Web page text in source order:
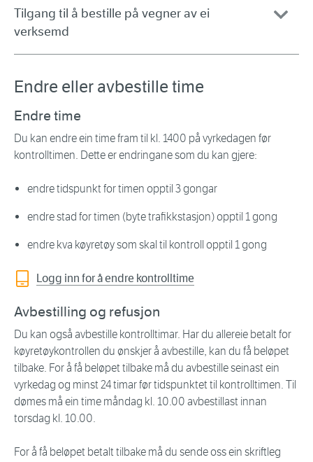
Tilgang til å bestille på vegner av ei
verksemd
Endre eller avbestille time
Endre time
Du kan endre ein time fram til kl. 1400 på vyrkedagen før
kontrolltimen. Dette er endringane som du kan gjere:
endre tidspunkt for timen opptil 3 gongar
endre stad for timen (byte trafikkstasjon) opptil 1 gong
endre kva køyretøy som skal til kontroll opptil 1 gong
Logg inn for å endre kontrolltime
Avbestilling og refusjon
Du kan også avbestille kontrolltimar. Har du allereie betalt for
køyretøykontrollen du ønskjer å avbestille, kan du få beløpet
tilbake. For å få beløpet tilbake må du avbestille seinast ein
vyrkedag og minst 24 timar før tidspunktet til kontrolltimen. Til
dømes må ein time måndag kl. 10.00 avbestillast innan
torsdag kl. 10.00.
For å få beløpet betalt tilbake må du sende oss ein skriftleg